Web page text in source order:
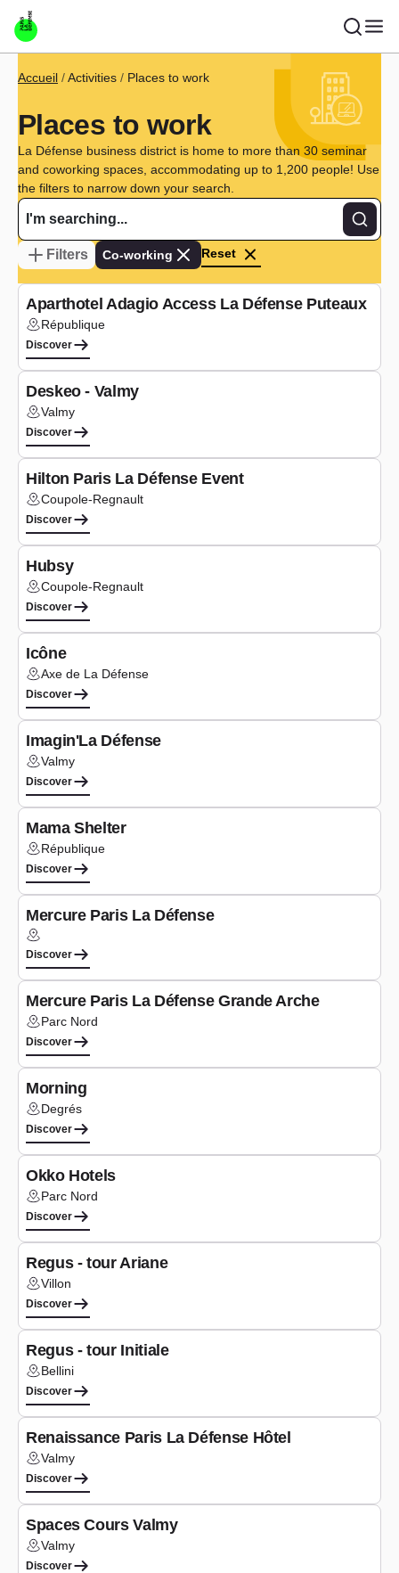
Skip to main content
Breadcrumb
Accueil Activities Places to work
Places to work
La Défense business district is home to more than 30 seminar
and coworking spaces, accommodating up to 1,200 people! Use
the filters to narrow down your search.
Filters Co-working Reset
Aparthotel Adagio Access La Défense Puteaux
Lieu :République
Discover
Deskeo - Valmy
Lieu :Valmy
Discover
Hilton Paris La Défense Event
Lieu :Coupole-Regnault
Discover
Hubsy
Lieu :Coupole-Regnault
Discover
Icône
Lieu :Axe de La Défense
Discover
Imagin'La Défense
Lieu :Valmy
Discover
Mama Shelter
Lieu :République
Discover
Mercure Paris La Défense
Lieu :
Discover
Mercure Paris La Défense Grande Arche
Lieu :Parc Nord
Discover
Morning
Lieu :Degrés
Discover
Okko Hotels
Lieu :Parc Nord
Discover
Regus - tour Ariane
Lieu :Villon
Discover
Regus - tour Initiale
Lieu :Bellini
Discover
Renaissance Paris La Défense Hôtel
Lieu :Valmy
Discover
Spaces Cours Valmy
Lieu :Valmy
Discover